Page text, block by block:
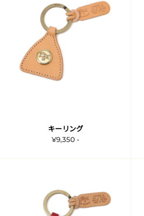
キーリング
¥9,350 -